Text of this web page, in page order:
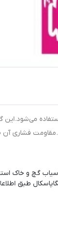
می‌شود.
گچ و خاک